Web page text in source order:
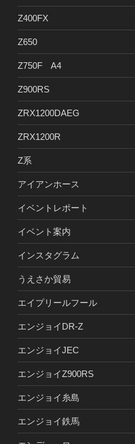
Z400FX
Z650
Z750F A4
Z900RS
ZRX1200DAEG
ZRX1200R
Z系
アイアンホース
イベントレポート
イベント案内
インスタグラム
うえさか貿易
エイプリールフール
エンジョイDR-Z
エンジョイJEC
エンジョイZ900RS
エンジョイ糸島
エンジョイ鉄馬